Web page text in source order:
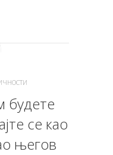
будете
се као
његов